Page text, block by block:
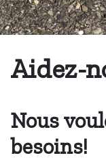
Aidez-
Nous
besoins!